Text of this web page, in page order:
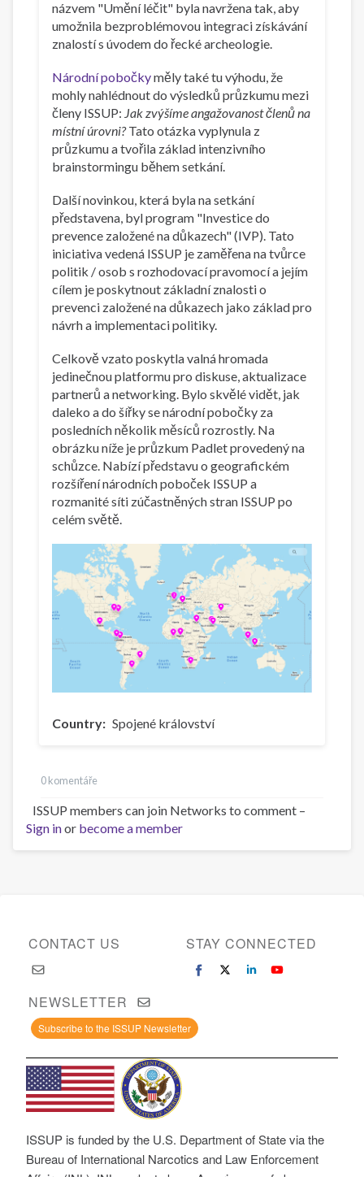
názvem "Umění léčit" byla navržena tak, aby
umožnila bezproblémovou integraci získávání
znalostí s úvodem do řecké archeologie.
Národní pobočkyměly také tu výhodu, že
mohly nahlédnout do výsledků průzkumu mezi
členy ISSUP: Jak zvýšíme angažovanost členů na
místní úrovni?Tato otázka vyplynula z
průzkumu a tvořila základ intenzivního
brainstormingu během setkání.
Další novinkou, která byla na setkání
představena, byl program "Investice do
prevence založené na důkazech" (IVP). Tato
iniciativa vedená ISSUP je zaměřena na tvůrce
politik / osob s rozhodovací pravomocí a jejím
cílem je poskytnout základní znalosti o
prevenci založené na důkazech jako základ pro
návrh a implementaci politiky.
Celkově vzato poskytla valná hromada
jedinečnou platformu pro diskuse, aktualizace
partnerů a networking. Bylo skvělé vidět, jak
daleko a do šířky se národní pobočky za
posledních několik měsíců rozrostly. Na
obrázku níže je průzkum Padlet provedený na
schůzce. Nabízí představu o geografickém
rozšíření národních poboček ISSUP a
rozmanité síti zúčastněných stran ISSUP po
celém světě.
Country Spojené království
0 komentáře
ISSUP members can join Networks to comment –
Sign inor become a member
CONTACT US STAY CONNECTED
NEWSLETTER
Subscribe to the ISSUP Newsletter
ISSUP is funded by the U.S. Department of State via the
Bureau of International Narcotics and Law Enforcement